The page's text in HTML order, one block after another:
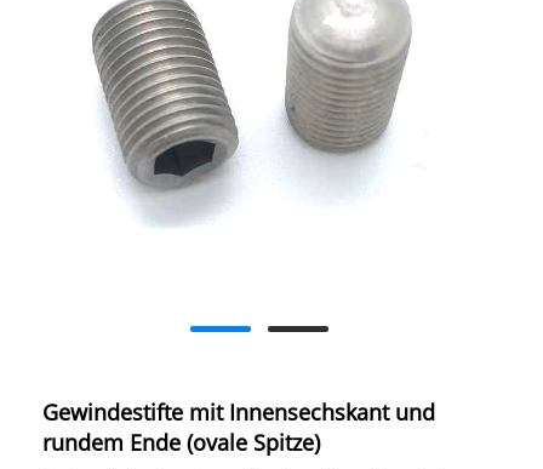
Gewindestifte mit Innensechskant und
rundem Ende (ovale Spitze)